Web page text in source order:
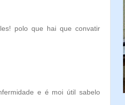
polo que hai que convatir
e é moi útil sabelo